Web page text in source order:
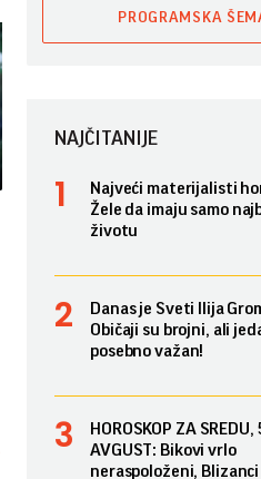
PROGRAMSKA
NAJČITANIJE
Najveći materijalisti
Žele da imaju samo
životu
Danas je Sveti Ilija
Običaji su brojni, ali
posebno važan!
HOROSKOP ZA SREDU,
AVGUST: Bikovi vrlo
neraspoloženi,